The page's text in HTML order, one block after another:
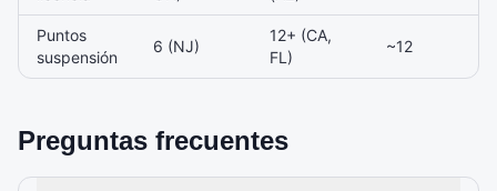
Puntos
suspensión
6 (NJ)
12+ (CA,
FL)
~12
Preguntas frecuentes